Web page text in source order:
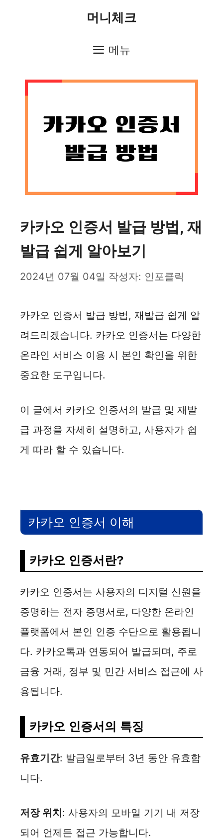
머니체크
메뉴
카카오 인증서 발급 방법, 재
발급 쉽게 알아보기
2024년 07월 04일 작성자: 인포클릭
카카오 인증서 발급 방법, 재발급 쉽게 알
려드리겠습니다. 카카오 인증서는 다양한
온라인 서비스 이용 시 본인 확인을 위한
중요한 도구입니다.
이 글에서 카카오 인증서의 발급 및 재발
급 과정을 자세히 설명하고, 사용자가 쉽
게 따라 할 수 있습니다.
카카오 인증서 이해
카카오 인증서란?
카카오 인증서는 사용자의 디지털 신원을
증명하는 전자 증명서로, 다양한 온라인
플랫폼에서 본인 인증 수단으로 활용됩니
다. 카카오톡과 연동되어 발급되며, 주로
금융 거래, 정부 및 민간 서비스 접근에 사
용됩니다.
카카오 인증서의 특징
유효기간: 발급일로부터 3년 동안 유효합
니다.
저장 위치: 사용자의 모바일 기기 내 저장
되어 언제든 접근 가능합니다.